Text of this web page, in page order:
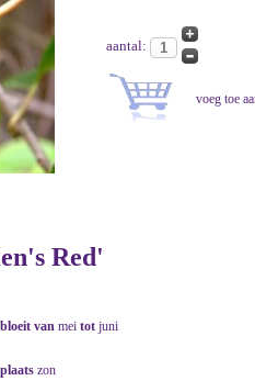
aantal:
Red'
bloeit van mei tot juni
plaats zon